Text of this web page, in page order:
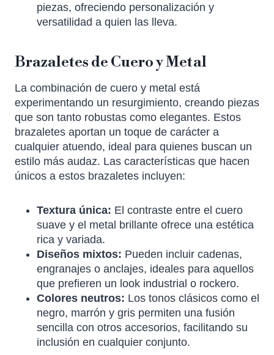
piezas, ofreciendo personalización y
versatilidad a quien las lleva.
Brazaletes de Cuero y Metal
La combinación de cuero y metal está
experimentando un resurgimiento, creando piezas
que son tanto robustas como elegantes. Estos
brazaletes aportan un toque de carácter a
cualquier atuendo, ideal para quienes buscan un
estilo más audaz. Las características que hacen
únicos a estos brazaletes incluyen:
Textura única: El contraste entre el cuero
suave y el metal brillante ofrece una estética
rica y variada.
Diseños mixtos: Pueden incluir cadenas,
engranajes o anclajes, ideales para aquellos
que prefieren un look industrial o rockero.
Colores neutros: Los tonos clásicos como el
negro, marrón y gris permiten una fusión
sencilla con otros accesorios, facilitando su
inclusión en cualquier conjunto.